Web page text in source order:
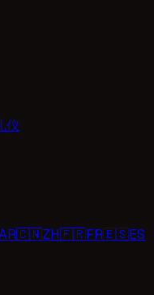
仪
🇨🇳ZH🇫🇷FR🇪🇸ES